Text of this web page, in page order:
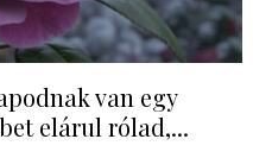
van egy
elárul rólad,...